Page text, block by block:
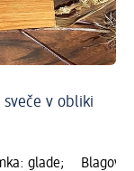
v obliki
glade;